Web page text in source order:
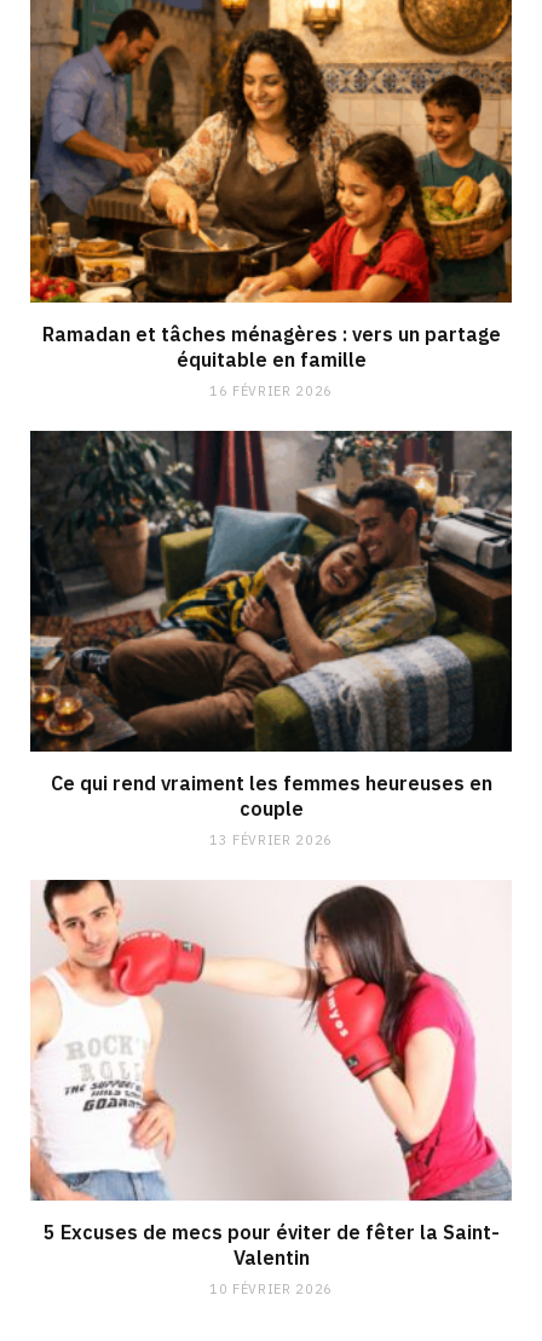
Ramadan et tâches ménagères : vers un partage
équitable en famille
16 FÉVRIER 2026
Ce qui rend vraiment les femmes heureuses en
couple
13 FÉVRIER 2026
5 Excuses de mecs pour éviter de fêter la Saint-
Valentin
10 FÉVRIER 2026